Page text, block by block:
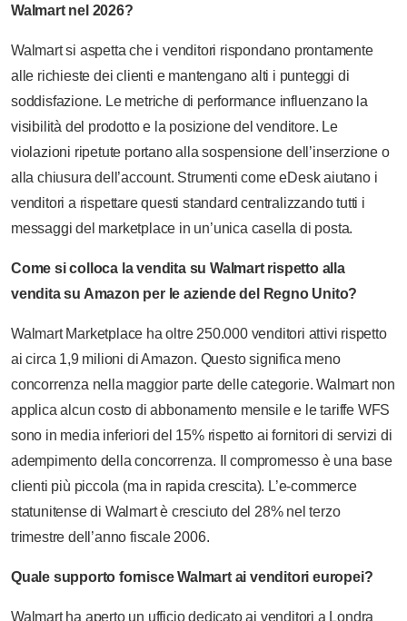
Walmart nel 2026?
Walmart si aspetta che i venditori rispondano prontamente
alle richieste dei clienti e mantengano alti i punteggi di
soddisfazione. Le metriche di performance influenzano la
visibilità del prodotto e la posizione del venditore. Le
violazioni ripetute portano alla sospensione dell’inserzione o
alla chiusura dell’account. Strumenti come eDesk aiutano i
venditori a rispettare questi standard centralizzando tutti i
messaggi del marketplace in un’unica casella di posta.
Come si colloca la vendita su Walmart rispetto alla
vendita su Amazon per le aziende del Regno Unito?
Walmart Marketplace ha oltre 250.000 venditori attivi rispetto
ai circa 1,9 milioni di Amazon. Questo significa meno
concorrenza nella maggior parte delle categorie. Walmart non
applica alcun costo di abbonamento mensile e le tariffe WFS
sono in media inferiori del 15% rispetto ai fornitori di servizi di
adempimento della concorrenza. Il compromesso è una base
clienti più piccola (ma in rapida crescita). L’e-commerce
statunitense di Walmart è cresciuto del 28% nel terzo
trimestre dell’anno fiscale 2006.
Quale supporto fornisce Walmart ai venditori europei?
Walmart ha aperto un ufficio dedicato ai venditori a Londra